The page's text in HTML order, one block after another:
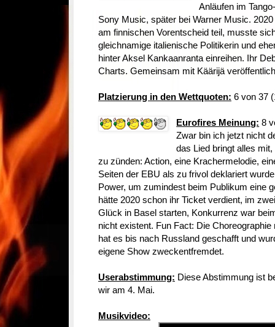
Anläufen im
Sony Music, später bei Warner Music.
am finnischen Vorentscheid teil, musste
gleichnamige italienische Politikerin und
hinter Aksel Kankaanranta einreihen. Ihr
Charts. Gemeinsam mit Käärijä
Platzierung in den Wettquoten: 6 von 37
Eurofires Meinung: 8
Zwar bin ich jetzt nicht
das Lied bringt alles
zu zünden: Action, eine Krachermelodie,
Seiten der EBU als zu frivol deklariert
Power, um zumindest beim Publikum eine
hätte 2020 schon ihr Ticket verdient, im
Glück in Basel starten, Konkurrenz war
nicht existent. Fun Fact: Die
hat es bis nach Russland geschafft und
eigene Show zweckentfremdet.
Userabstimmung: Diese Abstimmung ist
wir am 4. Mai.
Musikvideo: